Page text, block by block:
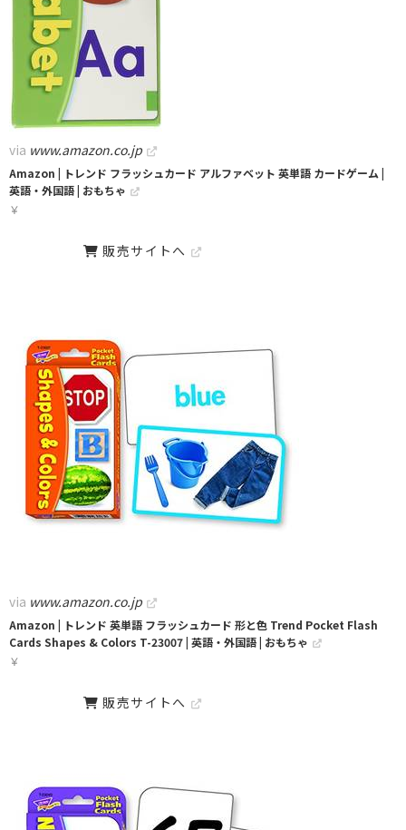
via www.amazon.co.jp
Amazon | トレンド フラッシュカード アルファベット 英単語 カードゲーム |
英語・外国語 | おもちゃ
￥
販売サイトへ
via www.amazon.co.jp
Amazon | トレンド 英単語 フラッシュカード 形と色 Trend Pocket Flash
Cards Shapes & Colors T-23007 | 英語・外国語 | おもちゃ
￥
販売サイトへ